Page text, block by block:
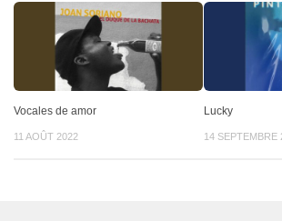
Vocales de amor
11 AOÛT 2022
Lucky
14 SEPTEMBRE